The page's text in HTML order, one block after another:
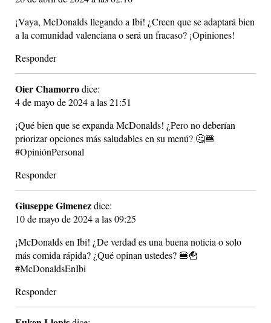
¡Vaya, McDonalds llegando a Ibi! ¿Creen que se adaptará bien
a la comunidad valenciana o será un fracaso? ¡Opiniones!
Responder
Oier Chamorrodice:
4 de mayo de 2024 a las 21:51
¡Qué bien que se expanda McDonalds! ¿Pero no deberían
priorizar opciones más saludables en su menú? 🤔🍔
#OpiniónPersonal
Responder
Giuseppe Gimenezdice:
10 de mayo de 2024 a las 09:25
¡McDonalds en Ibi! ¿De verdad es una buena noticia o solo
más comida rápida? ¿Qué opinan ustedes? 🍔🍟
#McDonaldsEnIbi
Responder